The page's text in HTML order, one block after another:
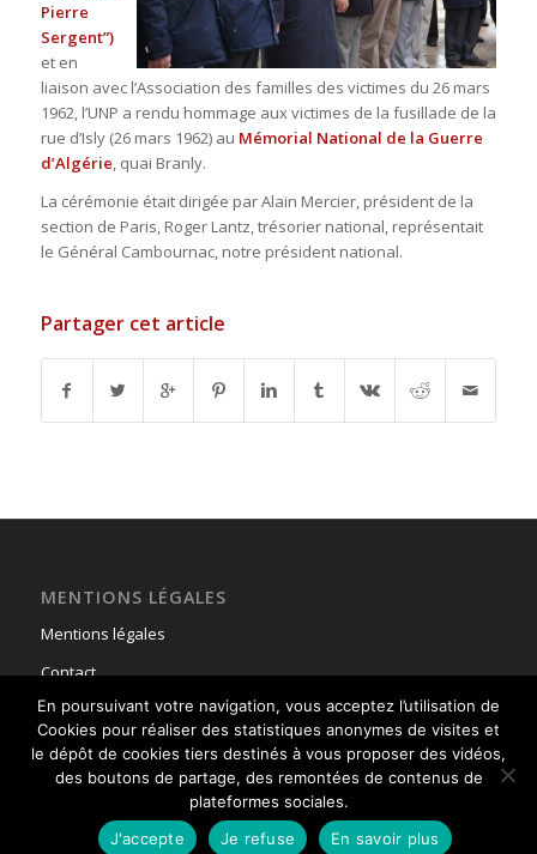
Pierre
Sergent”)
et en
liaison avec l’Association des familles des victimes du 26 mars
1962, l’UNP a rendu hommage aux victimes de la fusillade de la
rue d’Isly (26 mars 1962) au Mémorial National de la Guerre
d’Algérie, quai Branly.
La cérémonie était dirigée par Alain Mercier, président de la
section de Paris, Roger Lantz, trésorier national, représentait
le Général Cambournac, notre président national.
Partager cet article
MENTIONS LÉGALES
Mentions légales
Contact
© Copyright - Union Nationale des Parachutistes -powered by Enfold
WordPress Theme
En poursuivant votre navigation, vous acceptez l’utilisation de
Cookies pour réaliser des statistiques anonymes de visites et
le dépôt de cookies tiers destinés à vous proposer des vidéos,
des boutons de partage, des remontées de contenus de
plateformes sociales.
J'accepte
Je refuse En savoir plus